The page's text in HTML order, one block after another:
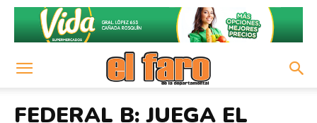
FEDERAL B: JUEGA EL